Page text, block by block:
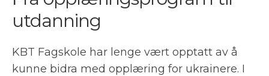
utdanning
KBT Fagskole har lenge vært opptatt av å
kunne bidra med opplæring for ukrainere. I